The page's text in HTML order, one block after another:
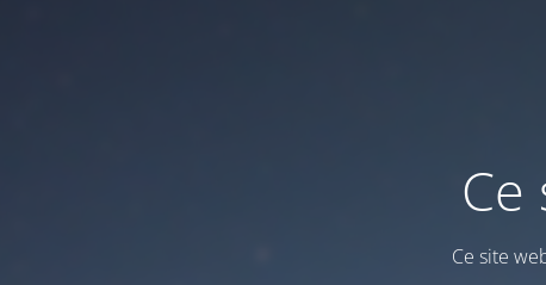
Ce
Ce site